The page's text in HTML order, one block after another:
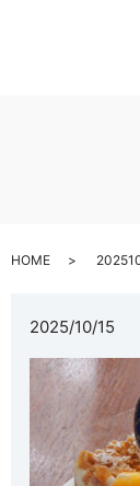
HOME
2025/10/15